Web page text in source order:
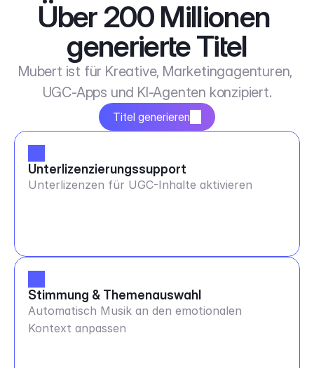
Über 200 Millionen
generierte Titel
Mubert ist für Kreative, Marketingagenturen,
UGC-Apps und KI-Agenten konzipiert.
Titel generieren
Unterlizenzierungssupport
Unterlizenzen für UGC-Inhalte aktivieren
Stimmung & Themenauswahl
Automatisch Musik an den emotionalen
Kontext anpassen